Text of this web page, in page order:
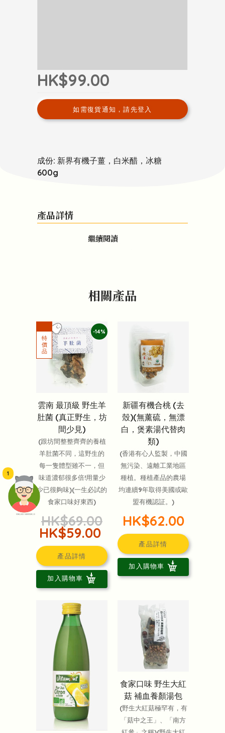
頭像生成器: 快樂家庭網上店
1
HK$99.00
如需復貨通知，請先登入
成份: 新界有機子薑，白米醋，冰糖
600g
產品詳情
繼續閱讀
相關產品
-14%
雲南 最頂級 野生羊
肚菌 (真正野生，坊
間少見)
(跟坊間整整齊齊的養植
羊肚菌不同，這野生的
每一隻體型雖不一，但
味道濃郁很多倍!用量少
少已很夠味)(一生必試的
食家口味好東西)
HK$69.00
HK$59.00
產品詳情
加入購物車
新疆有機合桃 (去
殼)(無薰硫，無漂
白，煲素湯代替肉
類)
(香港有心人監製，中國
無污染、遠離工業地區
種植。種植產品的農場
均連續9年取得美國或歐
盟有機認証。)
HK$62.00
產品詳情
加入購物車
食家口味 野生大紅
菇 補血養顏湯包
(野生大紅菇極罕有，有
「菇中之王」、「南方